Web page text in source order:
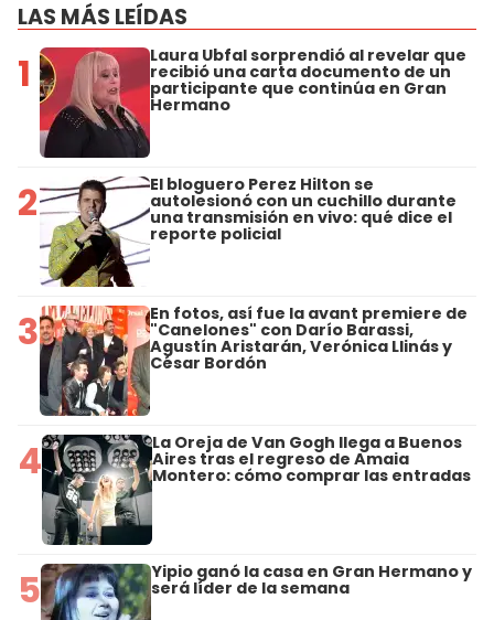
LAS MÁS LEÍDAS
1 Laura Ubfal sorprendió al revelar que
recibió una carta documento de un
participante que continúa en Gran
Hermano
2 El bloguero Perez Hilton se
autolesionó con un cuchillo durante
una transmisión en vivo: qué dice el
reporte policial
3 En fotos, así fue la avant premiere de
"Canelones" con Darío Barassi,
Agustín Aristarán, Verónica Llinás y
César Bordón
4 La Oreja de Van Gogh llega a Buenos
Aires tras el regreso de Amaia
Montero: cómo comprar las entradas
5 Yipio ganó la casa en Gran Hermano y
será líder de la semana